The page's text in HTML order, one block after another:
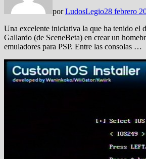
porLudosLegio28 febrero
Una excelente iniciativa la que ha tenido el
Gallardo (de SceneBeta) en crear un
emuladores para PSP. Entre las consolas …